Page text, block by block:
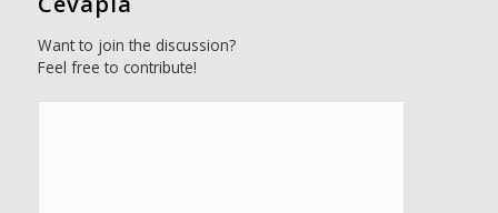
Want to join the discussion?
Feel free to contribute!